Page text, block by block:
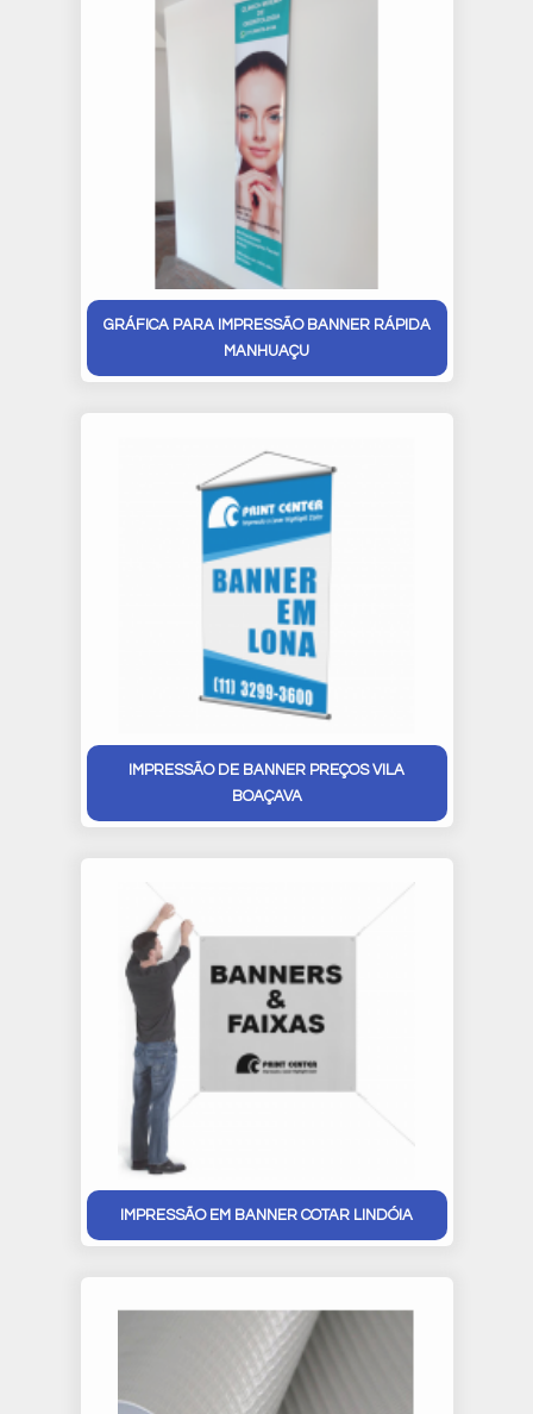
GRÁFICA PARA IMPRESSÃO BANNER RÁPIDA
MANHUAÇU
IMPRESSÃO DE BANNER PREÇOS VILA
BOAÇAVA
IMPRESSÃO EM BANNER COTAR LINDÓIA